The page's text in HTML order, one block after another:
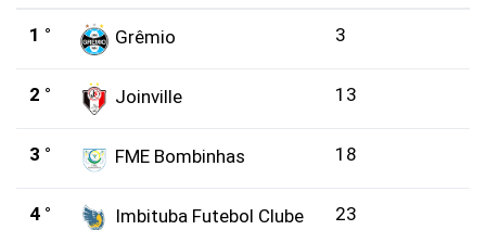
1 ° Grêmio 3
2 ° Joinville 13
3 ° FME Bombinhas 18
4 ° Imbituba Futebol Clube 23